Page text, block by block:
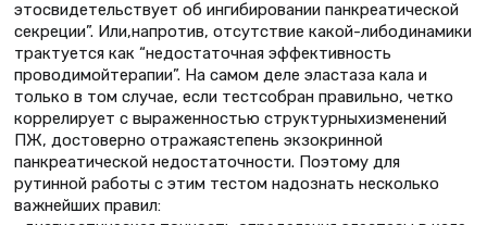
этосвидетельствует об ингибировании панкреатической
секреции”. Или,напротив, отсутствие какой-либодинамики
трактуется как “недостаточная эффективность
проводимойтерапии”. На самом деле эластаза кала и
только в том случае, если тестсобран правильно, четко
коррелирует с выраженностью структурныхизменений
ПЖ, достоверно отражаястепень экзокринной
панкреатической недостаточности. Поэтому для
рутинной работы с этим тестом надознать несколько
важнейших правил: